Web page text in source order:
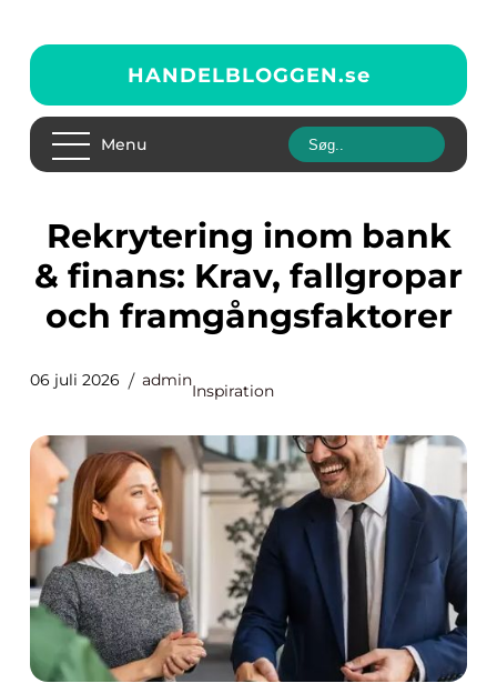
HANDELBLOGGEN.se
Menu
Rekrytering inom bank
& finans: Krav, fallgropar
och framgångsfaktorer
06 juli 2026 admin
Inspiration